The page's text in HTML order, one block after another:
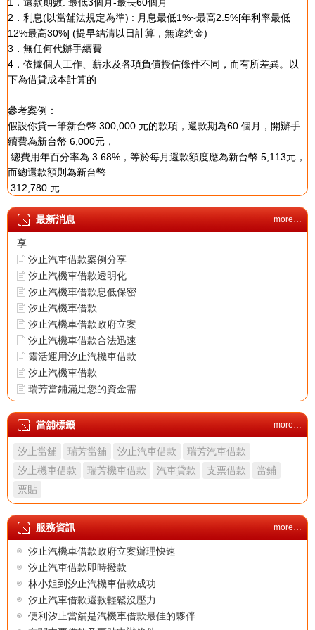
2．利息(以當舖法規定為準) : 月息最低1%~最高2.5%[年利率最低
12%最高30%] (提早結清以日計算，無違約金)
3．無任何代辦手續費
4．依據個人工作、薪水及各項負債授信條件不同，而有所差異。以
下為借貸成本計算的
參考案例：
假設你貸一筆新台幣 300,000 元的款項，還款期為60 個月，開辦手
續費為新台幣 6,000元，
總費用年百分率為 3.68%，等於每月還款額度應為新台幣 5,113元，
而總還款額則為新台幣
312,780 元
最新消息 more…
汐止機車借款成功案例分
享
汐止汽車借款案例分享
汐止汽機車借款透明化
汐止汽機車借款息低保密
汐止汽機車借款
汐止汽機車借款政府立案
汐止汽機車借款合法迅速
靈活運用汐止汽機車借款
汐止汽機車借款
瑞芳當鋪滿足您的資金需
求
汐止當舖首選當鋪安心有
保障
汐止機車借款成功案例分
享
汐止汽車借款案例分享
汐止汽機車借款透明化
汐止汽機車借款息低保密
汐止汽機車借款
汐止汽機車借款政府立案
汐止汽機車借款合法迅速
靈活運用汐止汽機車借款
汐止汽機車借款
瑞芳當鋪滿足您的資金需
當舖標籤 more…
汐止當舖 瑞芳當舖 汐止汽車借款
瑞芳汽車借款
汐止機車借款
瑞芳機車借款 汽車貸款 支票借款
當鋪
票貼
服務資訊 more…
汐止汽機車借款政府立案辦理快速
汐止汽車借款即時撥款
林小姐到汐止汽機車借款成功
汐止汽車借款還款輕鬆沒壓力
便利汐止當舖是汽機車借款最佳的夥伴